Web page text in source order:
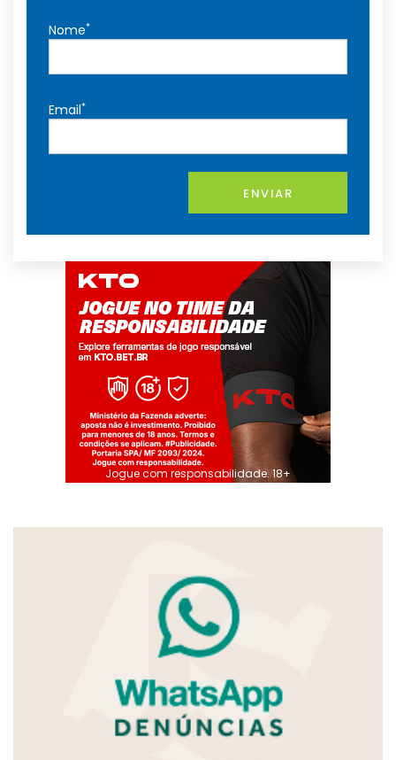
Nome*
Email*
ENVIAR
Jogue com responsabilidade. 18+